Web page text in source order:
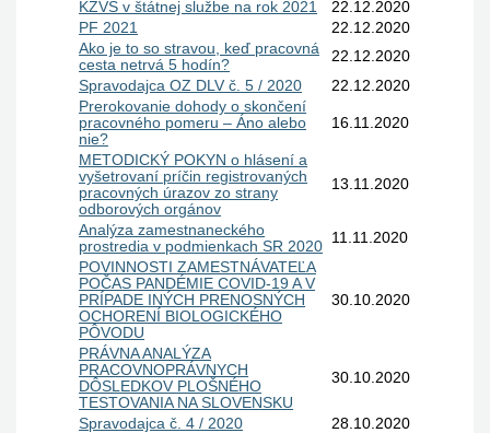
KZVS v štátnej službe na rok 2021
22.12.2020
PF 2021
22.12.2020
Ako je to so stravou, keď pracovná
cesta netrvá 5 hodín?
22.12.2020
Spravodajca OZ DLV č. 5 / 2020
22.12.2020
Prerokovanie dohody o skončení
pracovného pomeru – Áno alebo
nie?
16.11.2020
METODICKÝ POKYN o hlásení a
vyšetrovaní príčin registrovaných
pracovných úrazov zo strany
odborových orgánov
13.11.2020
Analýza zamestnaneckého
prostredia v podmienkach SR 2020
11.11.2020
POVINNOSTI ZAMESTNÁVATEĽA
POČAS PANDÉMIE COVID-19 A V
PRÍPADE INÝCH PRENOSNÝCH
OCHORENÍ BIOLOGICKÉHO
PÔVODU
30.10.2020
PRÁVNA ANALÝZA
PRACOVNOPRÁVNYCH
DÔSLEDKOV PLOŠNÉHO
TESTOVANIA NA SLOVENSKU
30.10.2020
Spravodajca č. 4 / 2020
28.10.2020